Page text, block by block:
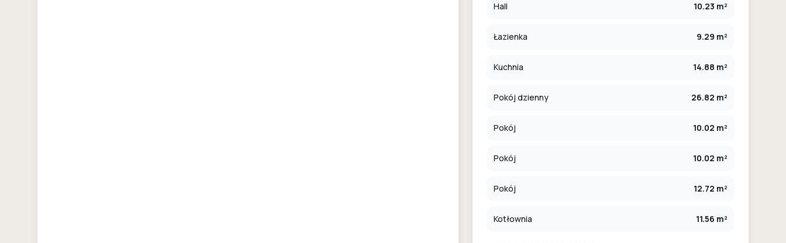
Hall 10.23 m²
Łazienka 9.29 m²
Kuchnia 14.88 m²
Pokój dzienny 26.82 m²
Pokój 10.02 m²
Pokój 10.02 m²
Pokój 12.72 m²
Kotłownia 11.56 m²